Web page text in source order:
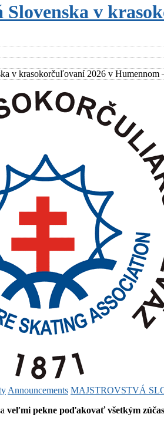
v
v krasokorčuľo­vaní 2026 v Humennom
Announcements MAJSTROVSTVÁ
veľmi pekne poďakovať všetkým